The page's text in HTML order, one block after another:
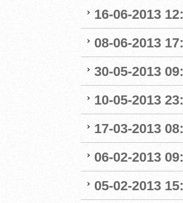
16-06-2013
08-06-2013
30-05-2013
10-05-2013
17-03-2013
06-02-2013
05-02-2013